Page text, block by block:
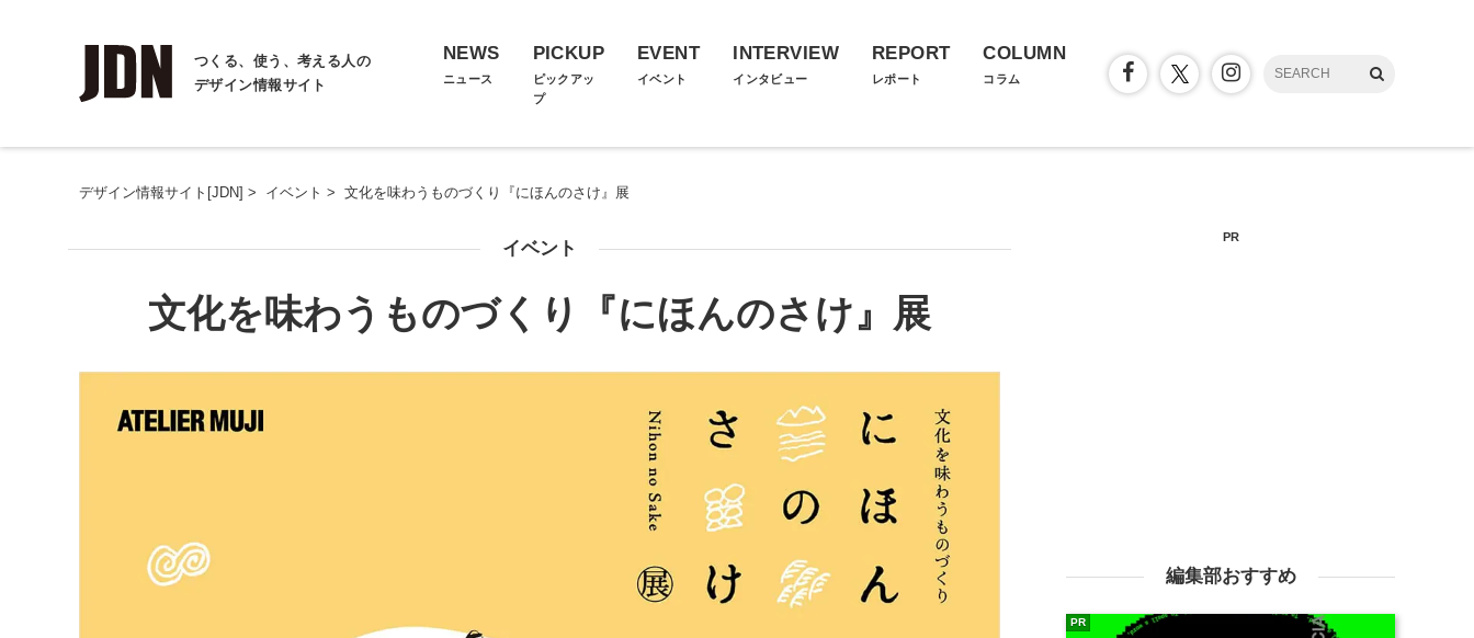
つくる、使う、考える人の
デザイン情報サイト
NEWS
ニュース
PICKUP
ピックアッ
プ
EVENT
イベント
INTERVIEW
インタビュー
REPORT
レポート
COLUMN
コラム
デザイン情報サイト[JDN] > イベント > 文化を味わうものづくり『にほんのさけ』展
イベント
文化を味わうものづくり『にほんのさけ』展
PR
編集部おすすめ
PR